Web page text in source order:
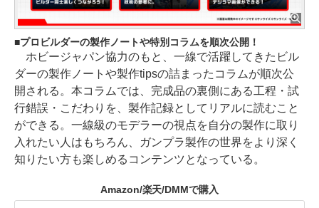
プロビルダーの製作ノートや特別コラムを順次公開！
ホビージャパン協力のもと、一線で活躍してきたビル
ダーの製作ノートや製作tipsの詰まったコラムが順次公
開される。本コラムでは、完成品の裏側にある工程・試
行錯誤・こだわりを、製作記録としてリアルに読むこと
ができる。一線級のモデラーの視点を自分の製作に取り
入れたい人はもちろん、ガンプラ製作の世界をより深く
知りたい方も楽しめるコンテンツとなっている。
Amazon/楽天/DMMで購入